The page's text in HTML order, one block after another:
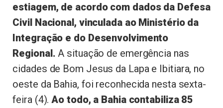
estiagem, de acordo com dados da Defesa
Civil Nacional, vinculada ao Ministério da
Integração e do Desenvolvimento
Regional. A situação de emergência nas
cidades de Bom Jesus da Lapa e Ibitiara, no
oeste da Bahia, foi reconhecida nesta sexta-
feira (4).Ao todo, a Bahia contabiliza 85